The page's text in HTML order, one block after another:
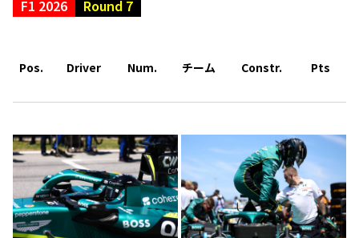
F1 2026 Round 7
Pos. Driver Num. チーム Constr. Pts